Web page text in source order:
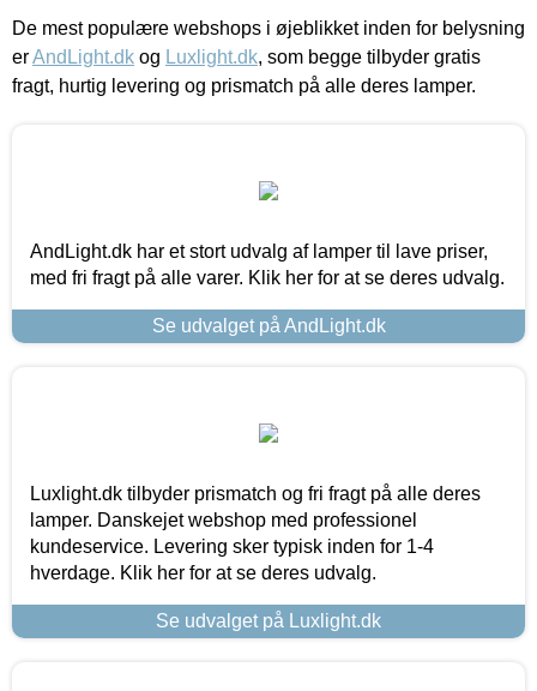
De mest populære webshops i øjeblikket inden for belysning
erAndLight.dk og Luxlight.dk, som begge tilbyder gratis
fragt, hurtig levering og prismatch på alle deres lamper.
AndLight.dk har et stort udvalg af lamper til lave priser,
med fri fragt på alle varer. Klik her for at se deres udvalg.
Se udvalget på AndLight.dk
Luxlight.dk tilbyder prismatch og fri fragt på alle deres
lamper. Danskejet webshop med professionel
kundeservice. Levering sker typisk inden for 1-4
hverdage. Klik her for at se deres udvalg.
Se udvalget på Luxlight.dk